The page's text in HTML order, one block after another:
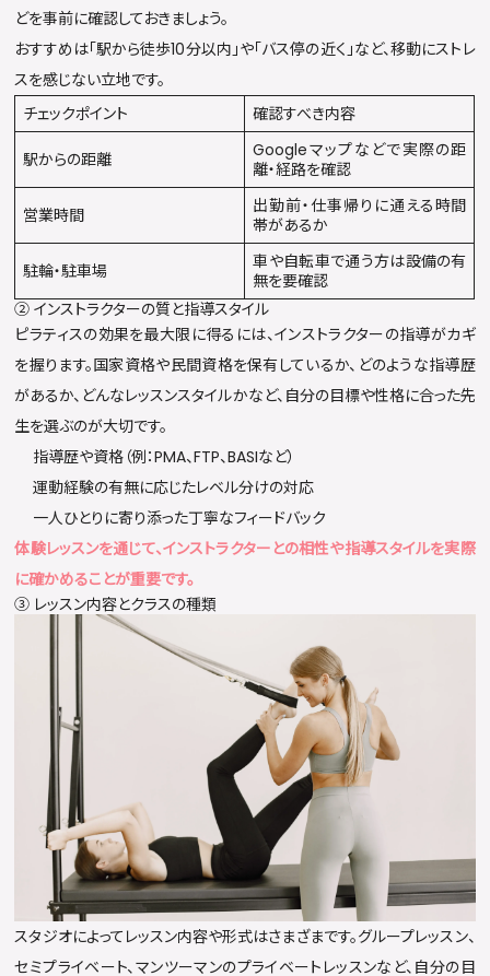
どを事前に確認しておきましょう。
おすすめは「駅から徒歩10分以内」や「バス停の近く」など、移動にストレ
スを感じない立地です。
チェックポイント
確認すべき内容
駅からの距離
Googleマップなどで実際の距
離・経路を確認
営業時間
出勤前・仕事帰りに通える時間
帯があるか
駐輪・駐車場
車や自転車で通う方は設備の有
無を要確認
② インストラクターの質と指導スタイル
ピラティスの効果を最大限に得るには、インストラクターの指導がカギ
を握ります。国家資格や民間資格を保有しているか、どのような指導歴
があるか、どんなレッスンスタイルかなど、自分の目標や性格に合った先
生を選ぶのが大切です。
指導歴や資格（例：PMA、FTP、BASIなど）
運動経験の有無に応じたレベル分けの対応
一人ひとりに寄り添った丁寧なフィードバック
体験レッスンを通じて、インストラクターとの相性や指導スタイルを実際
に確かめることが重要です。
③ レッスン内容とクラスの種類
スタジオによってレッスン内容や形式はさまざまです。グループレッスン、
セミプライベート、マンツーマンのプライベートレッスンなど、自分の目